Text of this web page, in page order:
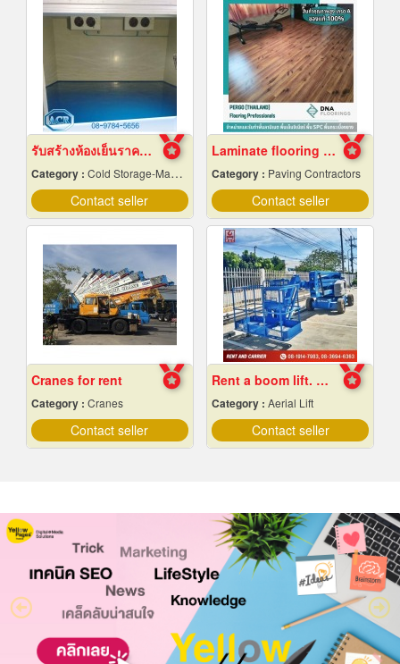
รับสร้างห้องเย็นราคาถูก
Category : Cold Storage-Manufacturers & Installation Designer
Contact seller
Laminate flooring Bangkok
Category : Paving Contractors
Contact seller
Cranes for rent
Category : Cranes
Contact seller
Rent a boom lift. Cheap price.
Category : Aerial Lift
Contact seller